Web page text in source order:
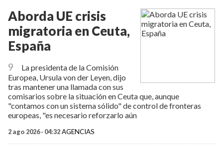
Aborda UE crisis
migratoria en Ceuta,
España
9
La presidenta de la Comisión
Europea, Ursula von der Leyen, dijo
tras mantener una llamada con sus
comisarios sobre la situación en Ceuta que, aunque
"contamos con un sistema sólido" de control de fronteras
europeas, "es necesario reforzarlo aún
2 ago 2026 - 04:32AGENCIAS